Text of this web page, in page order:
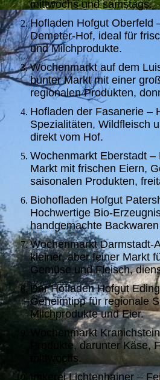
mittwochs und samstags.
Hofladen Hofgut Oberfeld
Demeter-Hof, ideal für
und Milchprodukte.
Wochenmarkt auf dem
bunter Markt mit einer
regionalen Produkten,
Hofladen der Fasanerie –
Spezialitäten, Wildfleisch
direkt vom Hof.
Wochenmarkt Eberstadt –
Markt mit frischen Eiern,
saisonalen Produkten,
Biohofladen Hofgut
Hochwertige Bio-
handgemachte
Wochenmarkt Darmstadt-
kleiner, aber feiner Markt
Gemüse und Fleisch,
Der Hofladen Hofgut
Geheimtipp für regionale
Milchprodukte und Eier.
Wochenmarkt
Produkte, darunter Käse,
mittwochs.
Imkerei Lichtenhainer –